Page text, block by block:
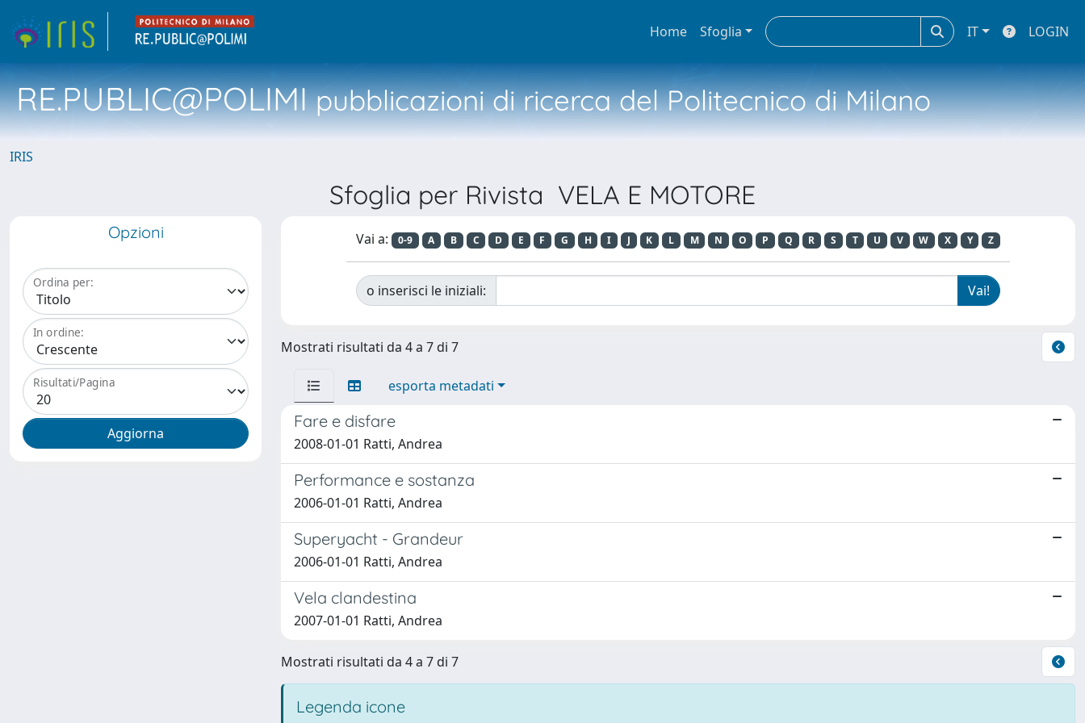
Home Sfoglia IT LOGIN
RE.PUBLIC@POLIMIpubblicazioni di ricerca del Politecnico di Milano
IRIS
Sfoglia per Rivista VELA E MOTORE
Opzioni
Ordina per:
In ordine:
Risultati/Pagina
Vai a: 0-9 A B C D E F G H I J K L M N O P Q R S T U V W X Y Z
o inserisci le iniziali:
Mostrati risultati da 4 a 7 di 7
esporta metadati
Fare e disfare
2008-01-01 Ratti, Andrea
Performance e sostanza
2006-01-01 Ratti, Andrea
Superyacht - Grandeur
2006-01-01 Ratti, Andrea
Vela clandestina
2007-01-01 Ratti, Andrea
Mostrati risultati da 4 a 7 di 7
Legenda icone